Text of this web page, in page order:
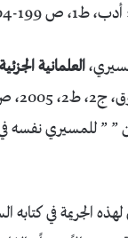
ص 199-204.
العلمانية
” ” للمسيري
الجريمة في كتابه